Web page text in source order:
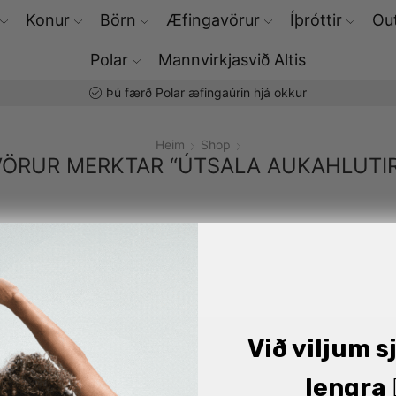
Konur Börn Æfingavörur Íþróttir
Polar Mannvirkjasvið Altis
Þú færð Polar æfingaúrin hjá okkur
Heim Shop
MERKTAR “ÚTSALA
Við viljum
lengra